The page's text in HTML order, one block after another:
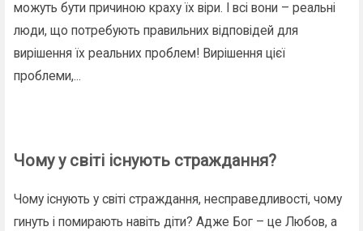
можуть бути причиною краху їх віри. І всі вони – реальні
люди, що потребують правильних відповідей для
вирішення їх реальних проблем! Вирішення цієї
проблеми,...
Чому у світі існують страждання?
Чому існують у світі страждання, несправедливості, чому
гинуть і помирають навіть діти? Адже Бог – це Любов, а